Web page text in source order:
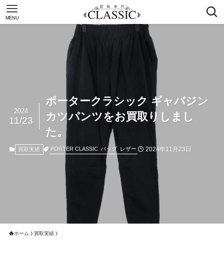
MENU
ポータークラシック ギャバジン
カツパンツをお買取りしまし
た。
2024
11/23
買取実績 PORTER CLASSIC バッグ レザー 2024年11月23日
ホーム 買取実績